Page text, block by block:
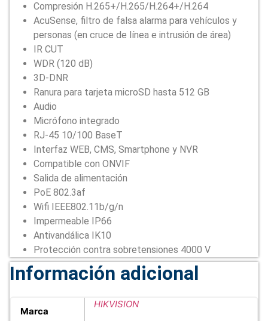
Compresión H.265+/H.265/H.264+/H.264
AcuSense, filtro de falsa alarma para vehículos y
personas (en cruce de línea e intrusión de área)
IR CUT
WDR (120 dB)
3D-DNR
Ranura para tarjeta microSD hasta 512 GB
Audio
Micrófono integrado
RJ-45 10/100 BaseT
Interfaz WEB, CMS, Smartphone y NVR
Compatible con ONVIF
Salida de alimentación
PoE 802.3af
Wifi IEEE802.11b/g/n
Impermeable IP66
Antivandálica IK10
Protección contra sobretensiones 4000 V
Información adicional
Marca
HIKVISION